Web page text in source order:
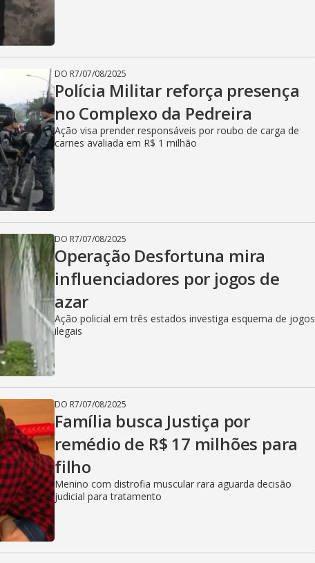
DO R7/07/08/2025
Polícia Militar reforça presença
no Complexo da Pedreira
Ação visa prender responsáveis por roubo de carga de
carnes avaliada em R$ 1 milhão
DO R7/07/08/2025
Operação Desfortuna mira
influenciadores por jogos de
azar
Ação policial em três estados investiga esquema de jogos
ilegais
DO R7/07/08/2025
Família busca Justiça por
remédio de R$ 17 milhões para
filho
Menino com distrofia muscular rara aguarda decisão
judicial para tratamento